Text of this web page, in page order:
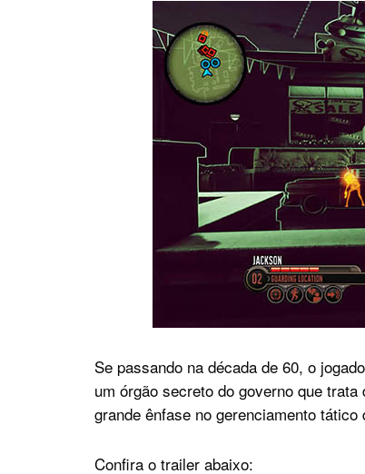
Se passando na década de 60, o
um órgão secreto do governo que
grande ênfase no gerenciamento tático
Confira o trailer abaixo: